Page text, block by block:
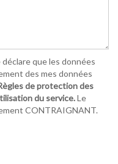
que les données
des mes données
de protection des
du service.
CONTRAIGNANT.